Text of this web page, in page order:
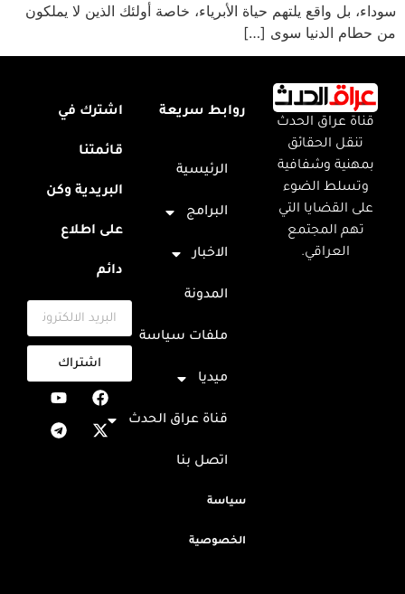
سوداء، بل واقع يلتهم حياة الأبرياء، خاصة أولئك الذين لا يملكون
من حطام الدنيا سوى […]
قناة عراق الحدث
تنقل الحقائق
بمهنية وشفافية
وتسلط الضوء
على القضايا التي
تهم المجتمع
العراقي.
روابط سريعة
الرئيسية
البرامج
الاخبار
المدونة
ملفات سياسة
ميديا
قناة عراق الحدث
اتصل بنا
سياسة
الخصوصية
اشترك في
قائمتنا
البريدية وكن
على اطلاع
دائم
اشتراك